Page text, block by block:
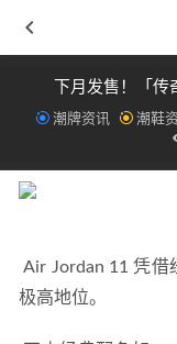
下月发售！「传
潮牌资讯 潮鞋
Air Jordan 11 凭借经典的鞋型设计在不少玩家心中占有着
极高地位。
椰子yeezy纯白氧
海沃德 GH3 全新